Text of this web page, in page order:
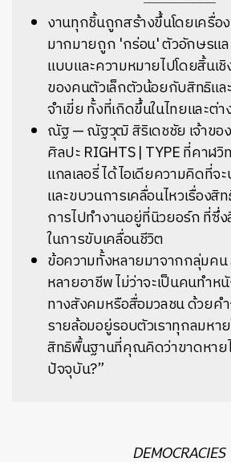
งานทุกชิ้นถูกสร้างขึ้นโดยเครื่
มากมายถูก 'กร่อน' ตัวอักษรแล
แบบและความหมายไปโดยสิ้นเ
ของคนตัวเล็กตัวน้อยกับสิทธิแล
จำเขี่ย ทั้งที่เกิดขึ้นในไทยและต่า
ณัฐ — ณัฐวุฒิ สิริเดชชัย เจ้าขอ
ศิลปะ RIGHTS | TYPE ที่คาฬ
แกลเลอรี่ ได้ไอเดียความคิดที่จ
และขบวนการเคลื่อนไหวเรื่องสิ
การไปทำงานอยู่ที่นิวยอร์ก ที่ซึ่ง
ในการขับเคลื่อนชีวิต
ข้อความทั้งหลายมาจากกลุ่มค
หลายอาชีพ ไม่ว่าจะเป็นคนทำห
ทางสังคมหรือสื่อมวลชน ด้วยค
รายล้อมอยู่รอบตัวเราทุกลมหาย
สิทธิพื้นฐานที่คุณคิดว่าขาดหาย
ปัจจุบัน?”
DEMOCRACIES